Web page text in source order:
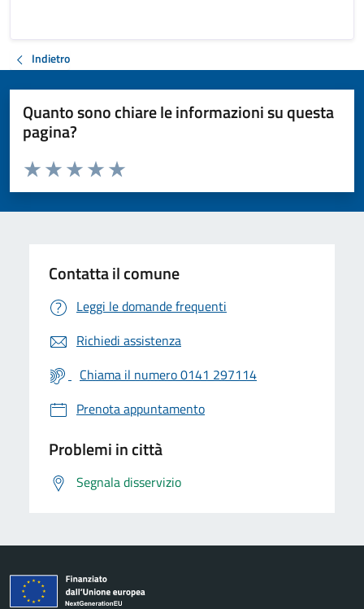
Indietro
Quanto sono chiare le informazioni su questa
pagina?
Valuta da 1 a 5 stelle la pagina
Valuta 5 stelle su 5
Valuta 4 stelle su 5
Valuta 3 stelle su 5
Valuta 2 stelle su 5
Valuta 1 stelle su 5
Contatta il comune
Leggi le domande frequenti
Richiedi assistenza
Chiama il numero 0141 297114
Prenota appuntamento
Problemi in città
Segnala disservizio